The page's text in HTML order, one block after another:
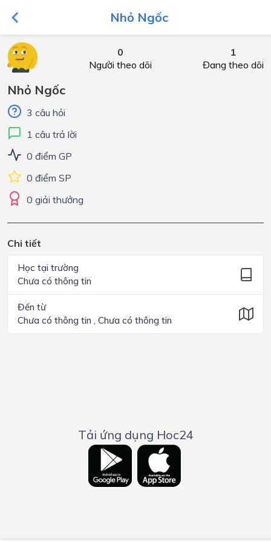
Nhỏ Ngốc
0
Người theo dõi
1
Đang theo dõi
Nhỏ Ngốc
3 câu hỏi
1 câu trả lời
0 điểm GP
0 điểm SP
0 giải thưởng
Chi tiết
Học tại trường
Chưa có thông tin
Đến từ
Chưa có thông tin , Chưa có thông tin
Tải ứng dụng Hoc24